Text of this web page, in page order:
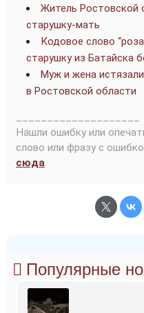
Житель Ростовской
старушку-мать
Кодовое слово
старушку из Батайска
Муж и жена
в Ростовской области
Нашли ошибку или
слово или фразу с
сюда.
Популярные